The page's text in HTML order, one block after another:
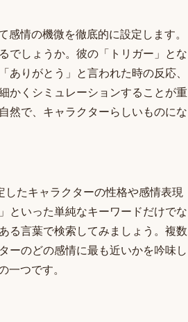
情の機微を徹底的に設定します。
でしょうか。彼の「トリガー」とな
りがとう」と言われた時の反応、
かくシミュレーションすることが重
然で、キャラクターらしいものにな
たキャラクターの性格や感情表現
といった単純なキーワードだけでな
る言葉で検索してみましょう。複数
ーのどの感情に最も近いかを吟味し
つです。